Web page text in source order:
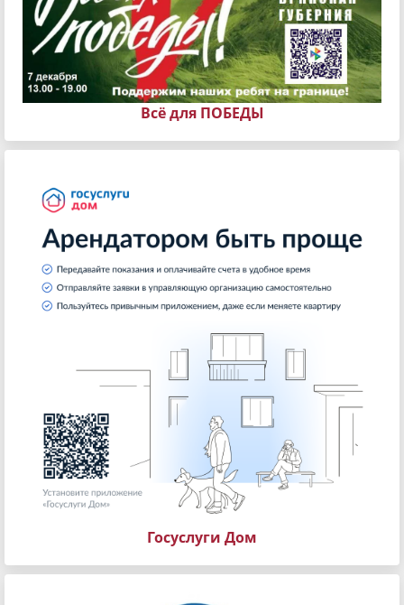
Всё для ПОБЕДЫ
Госуслуги Дом